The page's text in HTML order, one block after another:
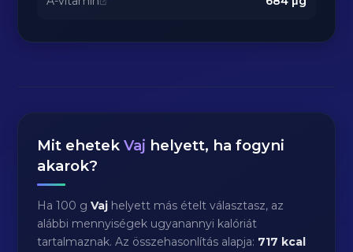
Mit ehetekVaj helyett, ha fogyni
akarok?
Ha 100 gVaj helyett más ételt választasz, az
alábbi mennyiségek ugyanannyi kalóriát
tartalmaznak. Az összehasonlítás alapja: 717 kcal